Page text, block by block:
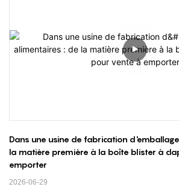
Dans une usine de fabrication
la matière première à la boîte blister à
emporter
2026-06-29